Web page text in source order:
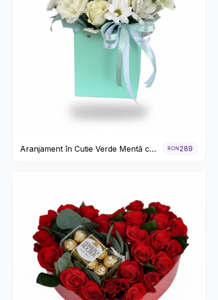
Aranjament în Cutie Verde Mentă cu
Trandafiri și Alstroemeria
RON289